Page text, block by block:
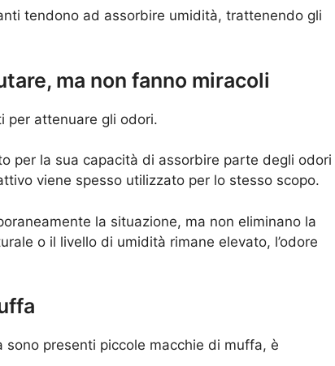
tendono ad assorbire umidità, trattenendo gli
ma non fanno miracoli
per attenuare gli odori.
per la sua capacità di assorbire parte degli odori
viene spesso utilizzato per lo stesso scopo.
la situazione, ma non eliminano la
o il livello di umidità rimane elevato, l’odore
presenti piccole macchie di muffa, è